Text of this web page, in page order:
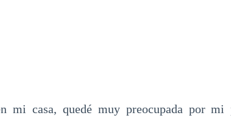
mi casa, quedé muy preocupada por mi